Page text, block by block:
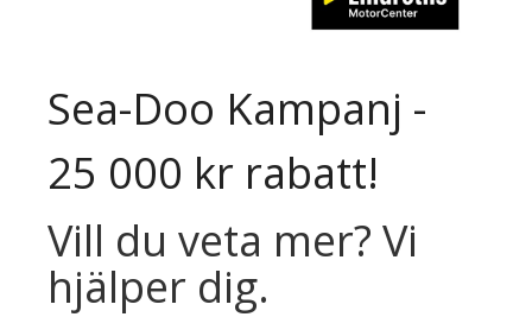
Sea-Doo Kampanj -
25 000 kr rabatt!
Vill du veta mer? Vi
hjälper dig.